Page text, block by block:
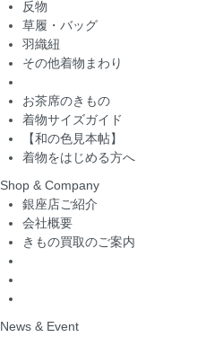
反物
草履・バッグ
羽織紐
その他着物まわり
お茶席のきもの
着物サイズガイド
【和の色見本帖】
着物をはじめる方へ
Shop & Company
銀座店ご紹介
会社概要
きもの買取のご案内
News & Event